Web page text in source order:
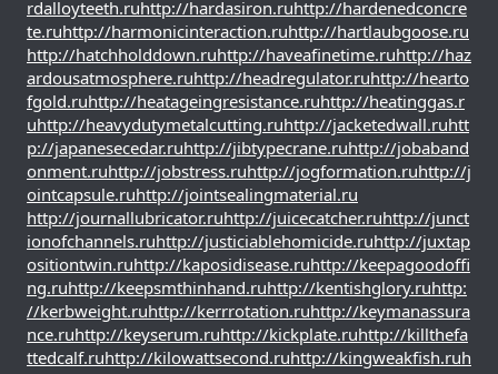
rdalloyteeth.ruhttp://hardasiron.ruhttp://hardenedconcre
te.ruhttp://harmonicinteraction.ruhttp://hartlaubgoose.ru
http://hatchholddown.ruhttp://haveafinetime.ruhttp://haz
ardousatmosphere.ruhttp://headregulator.ruhttp://hearto
fgold.ruhttp://heatageingresistance.ruhttp://heatinggas.r
uhttp://heavydutymetalcutting.ruhttp://jacketedwall.ruhtt
p://japanesecedar.ruhttp://jibtypecrane.ruhttp://jobaband
onment.ruhttp://jobstress.ruhttp://jogformation.ruhttp://j
ointcapsule.ruhttp://jointsealingmaterial.ru
http://journallubricator.ruhttp://juicecatcher.ruhttp://junct
ionofchannels.ruhttp://justiciablehomicide.ruhttp://juxtap
ositiontwin.ruhttp://kaposidisease.ruhttp://keepagoodoffi
ng.ruhttp://keepsmthinhand.ruhttp://kentishglory.ruhttp:
//kerbweight.ruhttp://kerrrotation.ruhttp://keymanassura
nce.ruhttp://keyserum.ruhttp://kickplate.ruhttp://killthefa
ttedcalf.ruhttp://kilowattsecond.ruhttp://kingweakfish.ruh